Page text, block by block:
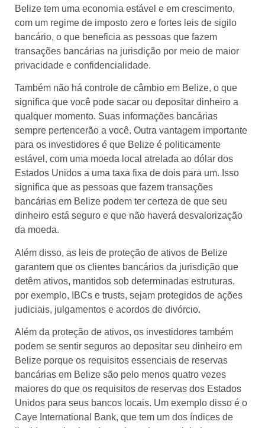
Belize tem uma economia estável e em crescimento,
com um regime de imposto zero e fortes leis de sigilo
bancário, o que beneficia as pessoas que fazem
transações bancárias na jurisdição por meio de maior
privacidade e confidencialidade.
Também não há controle de câmbio em Belize, o que
significa que você pode sacar ou depositar dinheiro a
qualquer momento. Suas informações bancárias
sempre pertencerão a você. Outra vantagem importante
para os investidores é que Belize é politicamente
estável, com uma moeda local atrelada ao dólar dos
Estados Unidos a uma taxa fixa de dois para um. Isso
significa que as pessoas que fazem transações
bancárias em Belize podem ter certeza de que seu
dinheiro está seguro e que não haverá desvalorização
da moeda.
Além disso, as leis de proteção de ativos de Belize
garantem que os clientes bancários da jurisdição que
detêm ativos, mantidos sob determinadas estruturas,
por exemplo, IBCs e trusts, sejam protegidos de ações
judiciais, julgamentos e acordos de divórcio.
Além da proteção de ativos, os investidores também
podem se sentir seguros ao depositar seu dinheiro em
Belize porque os requisitos essenciais de reservas
bancárias em Belize são pelo menos quatro vezes
maiores do que os requisitos de reservas dos Estados
Unidos para seus bancos locais. Um exemplo disso é o
Caye International Bank, que tem um dos índices de